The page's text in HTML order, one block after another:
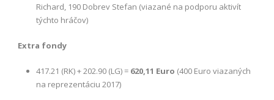
Richard, 190 Dobrev Stefan (viazané na podporu aktivít
týchto hráčov)
Extra fondy
417.21 (RK) + 202.90 (LG) = 620,11 Euro (400 Euro viazaných
na reprezentáciu 2017)